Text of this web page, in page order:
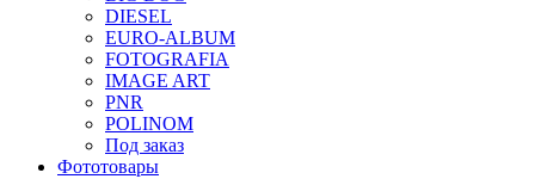
DIESEL
EURO-ALBUM
FOTOGRAFIA
IMAGE ART
PNR
POLINOM
Под заказ
Фототовары